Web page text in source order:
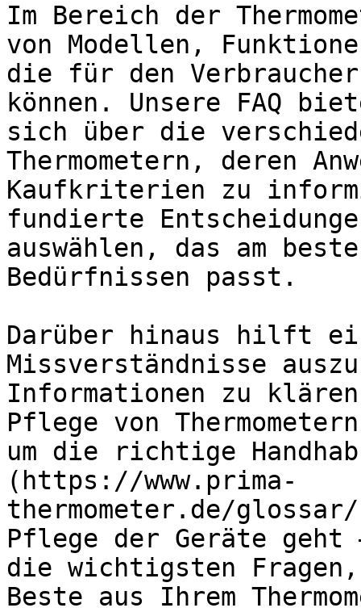
Im Bereich der
von Modellen,
die für den
können. Unsere FAQ
sich über die
Thermometern, deren
Kaufkriterien zu
fundierte
auswählen, das am
Bedürfnissen passt.
Darüber hinaus hilft
Missverständnisse
Informationen zu
Pflege von
um die richtige
(https://www.prima-
thermometer.de/
Pflege der Geräte geht
die wichtigsten
Beste aus Ihrem